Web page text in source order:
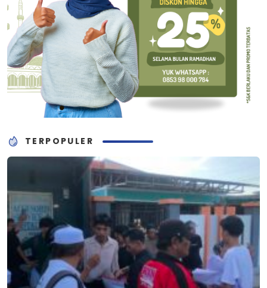
TERPOPULER